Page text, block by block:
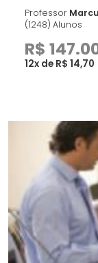
Professor
(1248) Alunos
R$
12x de R$ 14,70